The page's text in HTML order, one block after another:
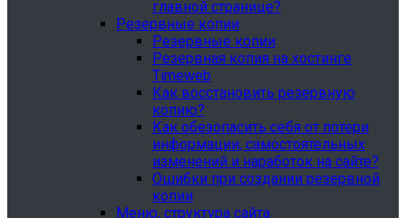
главной странице?
Резервные копии
Резервные копии
Резервная копия на хостинге
Timeweb
Как восстановить резервную
копию?
Как обезопасить себя от потери
информации, самостоятельных
изменений и наработок на сайте?
Ошибки при создании резервной
копии
Меню, структура сайта